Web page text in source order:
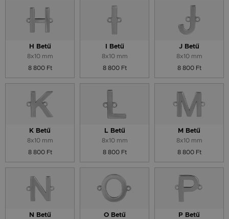
H Betű
8x10 mm
8 800 Ft
I Betű
8x10 mm
8 800 Ft
J Betű
8x10 mm
8 800 Ft
K Betű
8x10 mm
8 800 Ft
L Betű
8x10 mm
8 800 Ft
M Betű
8x10 mm
8 800 Ft
N Betű O Betű P Betű